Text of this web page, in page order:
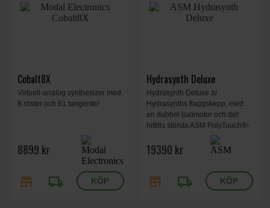
Cobalt8X
Virtuell-analog synthesizer med
8 röster och 61 tangenter
8899 kr
store local_shipping
Hydrasynth Deluxe
Hydrasynth Deluxe är
Hydrasynths flaggskepp, med
en dubbel ljudmotor och det
hittills största ASM PolyTouch®-
tangentbordet med polyfonisk
aftertouch. Användargränssnittet
snabbt arbetsflöde.
19390 kr
store local_shipping